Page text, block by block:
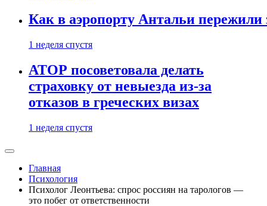
Как в аэропорту Антальи
1 неделя спустя
АТОР посоветовала делать
страховку от невыезда из-за
отказов в греческих визах
1 неделя спустя
Главная
Психология
Психолог Леонтьева: спрос россиян на тарологов —
это побег от ответственности